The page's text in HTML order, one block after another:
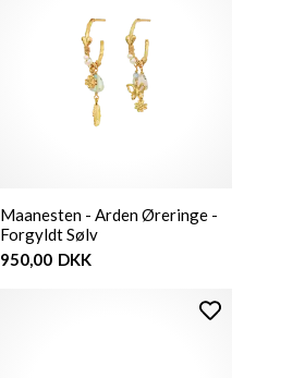
Maanesten - Arden Øreringe -
Forgyldt Sølv
950,00 DKK